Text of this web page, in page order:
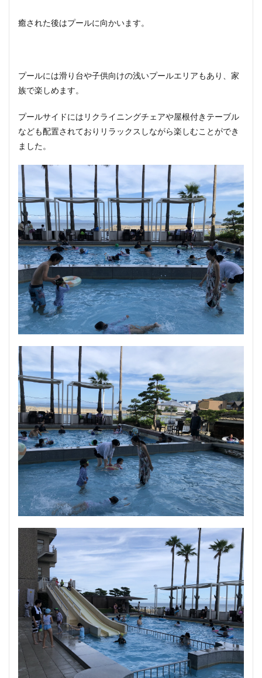
癒された後はプールに向かいます。
プールには滑り台や子供向けの浅いプールエリアもあり、家
族で楽しめます。
プールサイドにはリクライニングチェアや屋根付きテーブル
なども配置されておりリラックスしながら楽しむことができ
ました。